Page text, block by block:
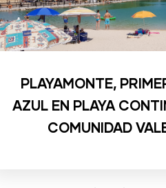
PLAYAMONTE,
AZUL EN PLAYA
COMUNIDAD